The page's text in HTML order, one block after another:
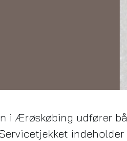
i Ærøskøbing udfører